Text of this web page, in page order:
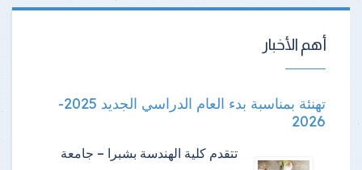
أهم الأخبار
تهنئة بمناسبة بدء العام الدراسي الجديد 2025-
2026
تتقدم كلية الهندسة بشبرا – جامعة